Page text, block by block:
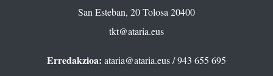
San Esteban, 20 Tolosa 20400
tkt@ataria.eus
Erredakzioa: ataria@ataria.eus/ 943 655 695